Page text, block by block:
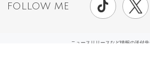
FOLLOW ME
ニュースリリースなど情報の送付先